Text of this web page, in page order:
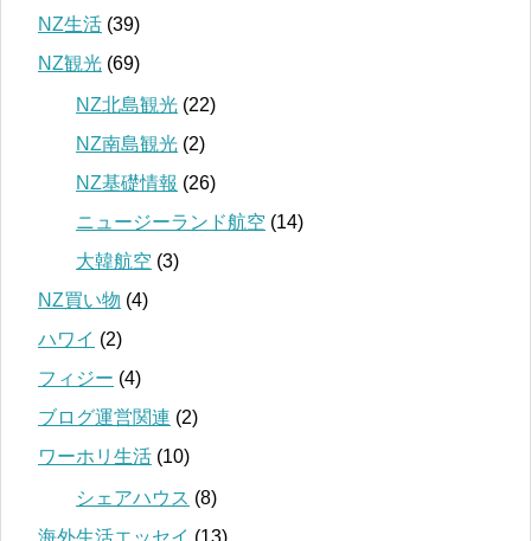
NZ生活 (39)
NZ観光 (69)
NZ北島観光 (22)
NZ南島観光 (2)
NZ基礎情報 (26)
ニュージーランド航空 (14)
大韓航空 (3)
NZ買い物 (4)
ハワイ (2)
フィジー (4)
ブログ運営関連 (2)
ワーホリ生活 (10)
シェアハウス (8)
海外生活エッセイ (13)